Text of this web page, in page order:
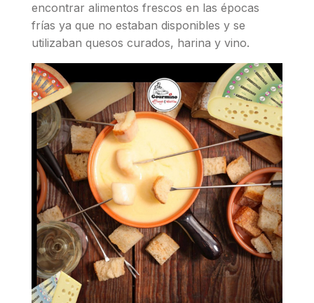
encontrar alimentos frescos en las épocas
frías ya que no estaban disponibles y se
utilizaban quesos curados, harina y vino.